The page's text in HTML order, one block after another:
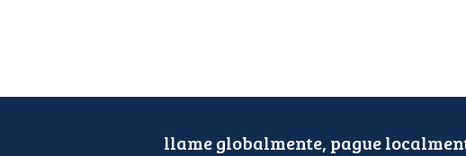
llame globalmente, pague